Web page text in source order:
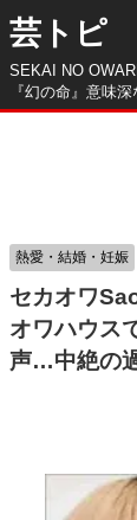
芸トピ
SEKAI NO
『幻の命』意味
セカオワ
オワハウス
声…中絶の
熱愛・結婚・妊娠